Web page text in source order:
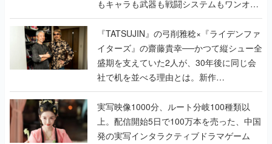
もキャラも武器も戦闘システムもワンオフ
で作り込まれた理由を両ディレクターに聞
く
『TATSUJIN』の弓削雅稔×『ライデンファ
イターズ』の齋藤貴幸──かつて縦シュー全
盛期を支えていた2人が、30年後に同じ会
社で机を並べる理由とは。新作
『TATSUJIN EXTREME』で初タッグを組
んだレジェンド2人に訊く開発秘話
実写映像1000分、ルート分岐100種類以
上。配信開始5日で100万本を売った、中国
発の実写インタラクティブドラマゲーム